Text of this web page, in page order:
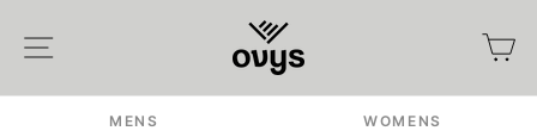
content
MENS WOMENS